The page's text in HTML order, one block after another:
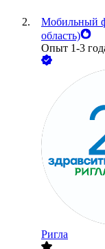
Мобильный
область)
Опыт 1-3
Ригла